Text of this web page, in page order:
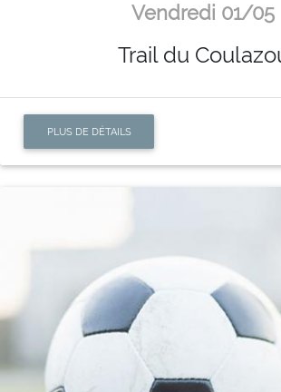
Vendredi 01/05
Trail du
PLUS DE DÉTAILS